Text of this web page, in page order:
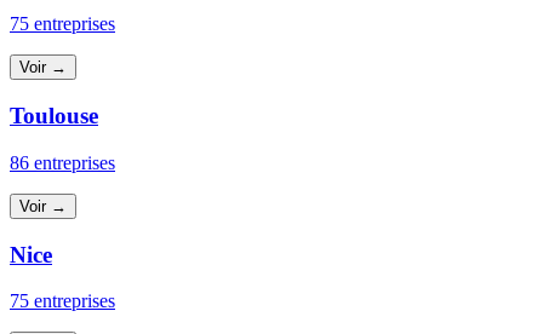
75 entreprises
Voir →
Toulouse
86 entreprises
Voir →
Nice
75 entreprises